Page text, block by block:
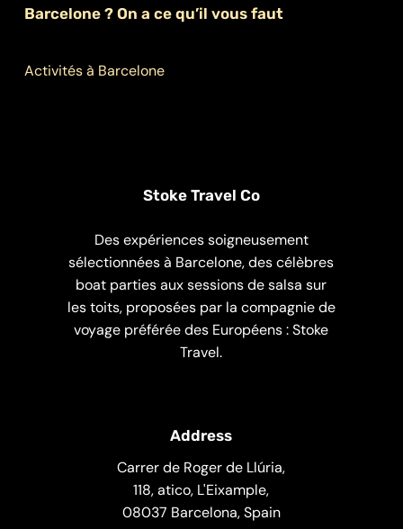
Barcelone ? On a ce qu’il vous faut
Activités à Barcelone
Stoke Travel Co
Des expériences soigneusement
sélectionnées à Barcelone, des célèbres
boat parties aux sessions de salsa sur
les toits, proposées par la compagnie de
voyage préférée des Européens : Stoke
Travel.
Address
Carrer de Roger de Llúria,
118, atico, L'Eixample,
08037 Barcelona, Spain